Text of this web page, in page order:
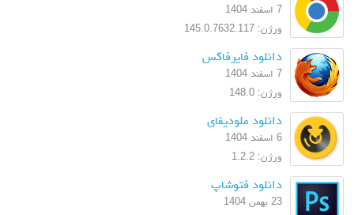
7 اسفند 1404
ورژن: 145.0.7632.117
دانلود فایرفاکس
7 اسفند 1404
ورژن: 148.0
دانلود ملودیفای
6 اسفند 1404
ورژن: 1.2.2
دانلود فتوشاپ
23 بهمن 1404